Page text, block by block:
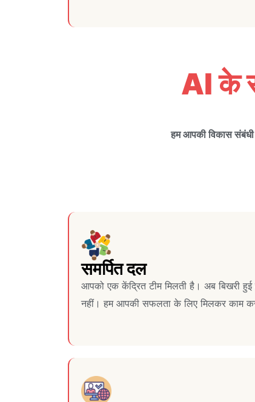
AI के
हम आपकी विकास
समर्पित दल
आपको एक केंद्रित टीम मिलती है। अब बिखरी
नहीं। हम आपकी सफलता के लिए मिलकर काम